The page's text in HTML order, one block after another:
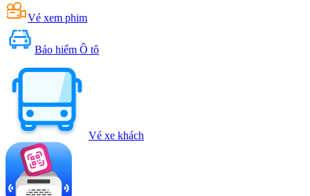
Vé xem phim
Bảo hiểm Ô tô
Vé xe khách